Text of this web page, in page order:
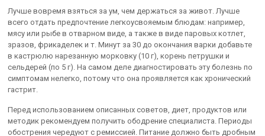
Лучше вовремя взяться за ум, чем держаться за живот. Лучше
всего отдать предпочтение легкоусвояемым блюдам: например,
мясу или рыбе в отварном виде, а также в виде паровых котлет,
зразов, фрикаделек и т. Минут за 30 до окончания варки добавьте
в кастрюлю нарезанную морковку (10 г), корень петрушки и
сельдерей (по 5 г). На самом деле диагностировать эту болезнь по
симптомам нелегко, потому что она проявляется как хронический
гастрит.
Перед использованием описанных советов, диет, продуктов или
методик рекомендуем получить ободрение специалиста. Периоды
обострения чередуют с ремиссией. Питание должно быть дробным